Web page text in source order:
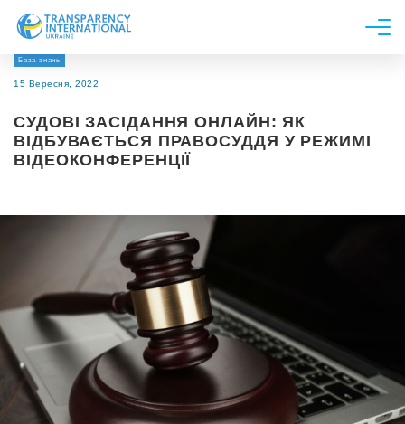
Про нас
Дослідження
Напрями роботи
База знань
15 Вересня, 2022
СУДОВІ ЗАСІДАННЯ ОНЛАЙН: ЯК
ВІДБУВАЄТЬСЯ ПРАВОСУДДЯ У РЕЖИМІ
ВІДЕОКОНФЕРЕНЦІЇ